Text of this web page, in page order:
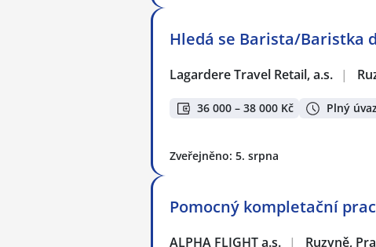
Hledá se Barista/Baristka
Lagardere Travel Retail, a.s. |
36 000 – 38 000 Kč Plný
Zveřejněno: 5. srpna
Pomocný kompletační
ALPHA FLIGHT a.s. | Ruzyně,